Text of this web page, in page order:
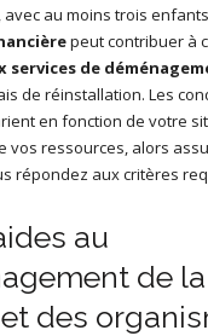
au moins trois
peut contribuer à
services de
de réinstallation. Les
en fonction de votre
vos ressources, alors
répondez aux critères
au
de la
des